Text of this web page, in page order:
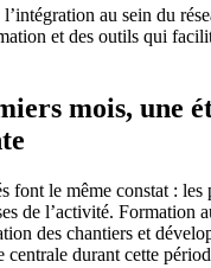
au sein du
et des outils qui
mois, une
font le même constat : les
de l’activité. Formation
des chantiers et
centrale durant cette